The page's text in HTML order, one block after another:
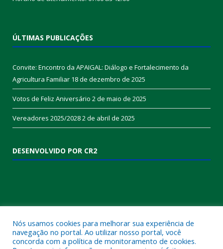
ÚLTIMAS PUBLICAÇÕES
Convite: Encontro da APAIGAL: Diálogo e Fortalecimento da
Agricultura Familiar 18 de dezembro de 2025
Votos de Feliz Aniversário 2 de maio de 2025
Vereadores 2025/20282 de abril de 2025
DESENVOLVIDO POR CR2
Nós usamos cookies para melhorar sua experiência de
navegação no portal. Ao utilizar nosso portal, você
concorda com a política de monitoramento de cookies.